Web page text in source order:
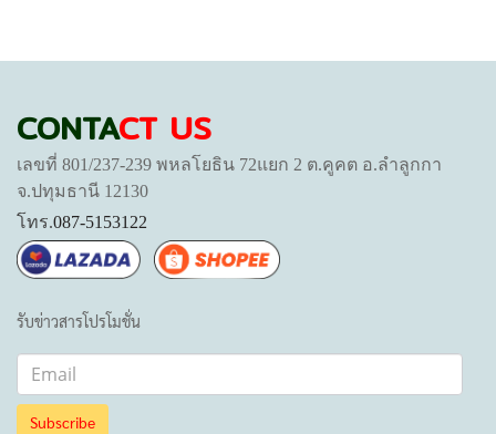
CONTACT US
เลขที่ 801/237-239 พหลโยธิน 72แยก 2 ต.คูคต อ.ลำลูกกา
จ.ปทุมธานี 12130
โทร.087-5153122
รับข่าวสารโปรโมชั่น
Subscribe